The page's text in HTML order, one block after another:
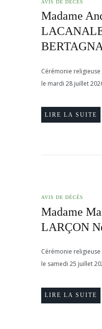
AVIS DE DÉCÈS
Madame
BERTAGNA
Cérémonie religieuse
le mardi 28 juillet
LIRE LA SUITE
AVIS DE DÉCÈS
Madame
LARÇON
Cérémonie religieuse
le samedi 25 juillet
LIRE LA SUITE